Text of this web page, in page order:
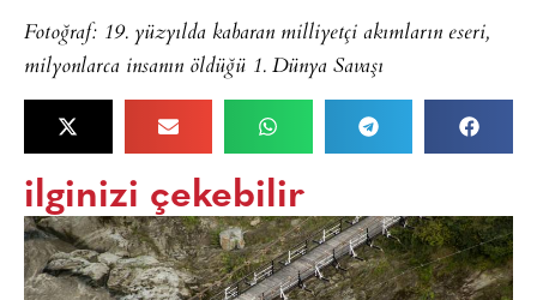
Fotoğraf: 19. yüzyılda kabaran milliyetçi akımların eseri,
milyonlarca insanın öldüğü 1. Dünya Savaşı
ilginizi çekebilir